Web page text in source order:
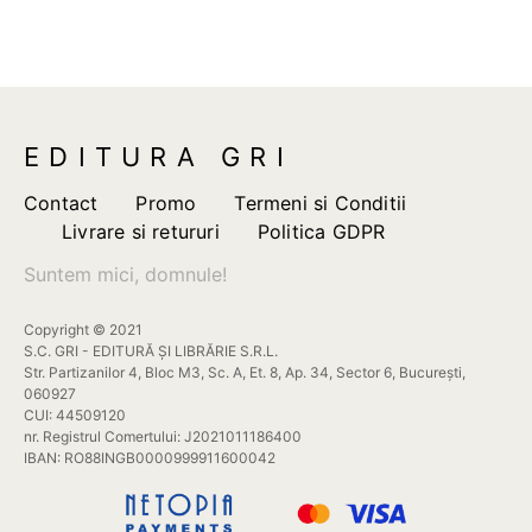
EDITURA GRI
Contact Promo
Termeni si Conditii
Livrare si retururi
Politica GDPR
Suntem mici, domnule!
Copyright © 2021
S.C. GRI - EDITURĂ ȘI LIBRĂRIE S.R.L.
Str. Partizanilor 4, Bloc M3, Sc. A, Et. 8, Ap. 34, Sector 6, București,
060927
CUI: 44509120
nr. Registrul Comertului: J2021011186400
IBAN: RO88INGB0000999911600042